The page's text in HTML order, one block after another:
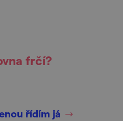
frčí?
řídím já